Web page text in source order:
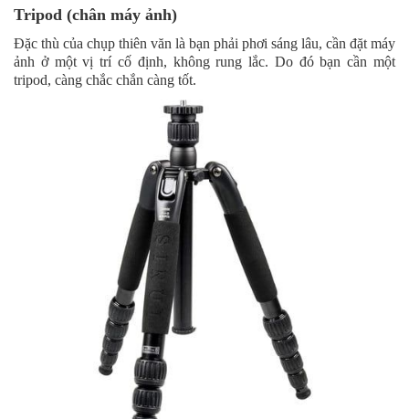
Tripod (chân máy ảnh)
Đặc thù của chụp thiên văn là bạn phải phơi sáng lâu, cần đặt máy
ảnh ở một vị trí cố định, không rung lắc. Do đó bạn cần một
tripod, càng chắc chắn càng tốt.